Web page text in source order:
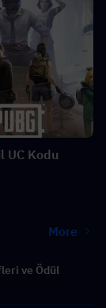
UC Kodu
More
ve Ödül